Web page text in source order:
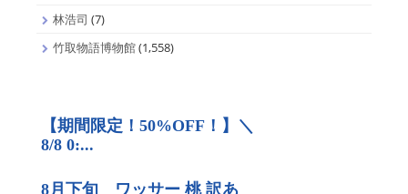
林浩司 (7)
竹取物語博物館(1,558)